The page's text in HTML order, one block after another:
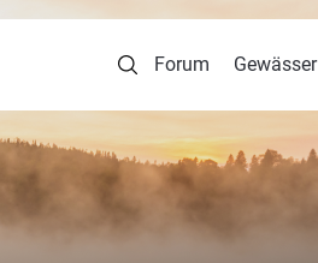
Forum Gewässer